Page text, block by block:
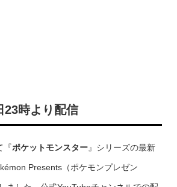
23時より配信
『ポケットモンスター』シリーズの最新
Presents（ポケモンプレゼン